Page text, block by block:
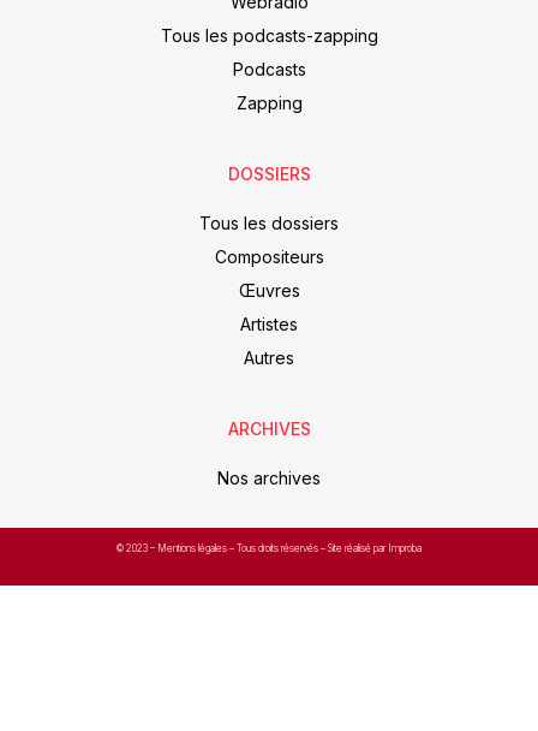
Tous les podcasts-zapping
Podcasts
Zapping
DOSSIERS
Tous les dossiers
Compositeurs
Œuvres
Artistes
Autres
ARCHIVES
Nos archives
© 2023 – Mentions légales – Tous droits réservés – Site réalisé par Improba